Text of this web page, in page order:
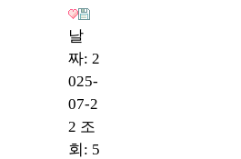
날
짜: 2
025-
07-2
2 조
회: 5